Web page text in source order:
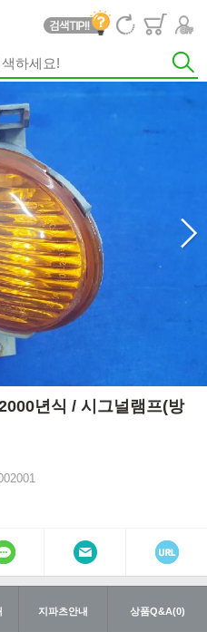
년식 / 시그널램프(방
지파츠안내 상품Q&A(0)